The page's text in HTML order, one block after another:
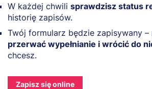
W każdej chwili sprawdzisz status
historię zapisów.
Twój formularz będzie zapisywany –
przerwać wypełnianie i wrócić do
chcesz.
Zapisz się online